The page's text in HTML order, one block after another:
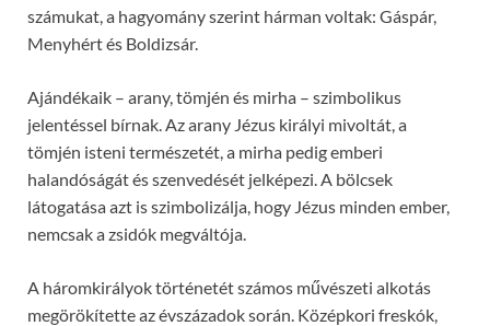
számukat, a hagyomány szerint hárman voltak: Gáspár,
Menyhért és Boldizsár.
Ajándékaik – arany, tömjén és mirha – szimbolikus
jelentéssel bírnak. Az arany Jézus királyi mivoltát, a
tömjén isteni természetét, a mirha pedig emberi
halandóságát és szenvedését jelképezi. A bölcsek
látogatása azt is szimbolizálja, hogy Jézus minden ember,
nemcsak a zsidók megváltója.
A háromkirályok történetét számos művészeti alkotás
megörökítette az évszázadok során. Középkori freskók,